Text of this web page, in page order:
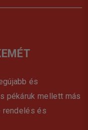
és
pékáruk mellett más
rendelés és